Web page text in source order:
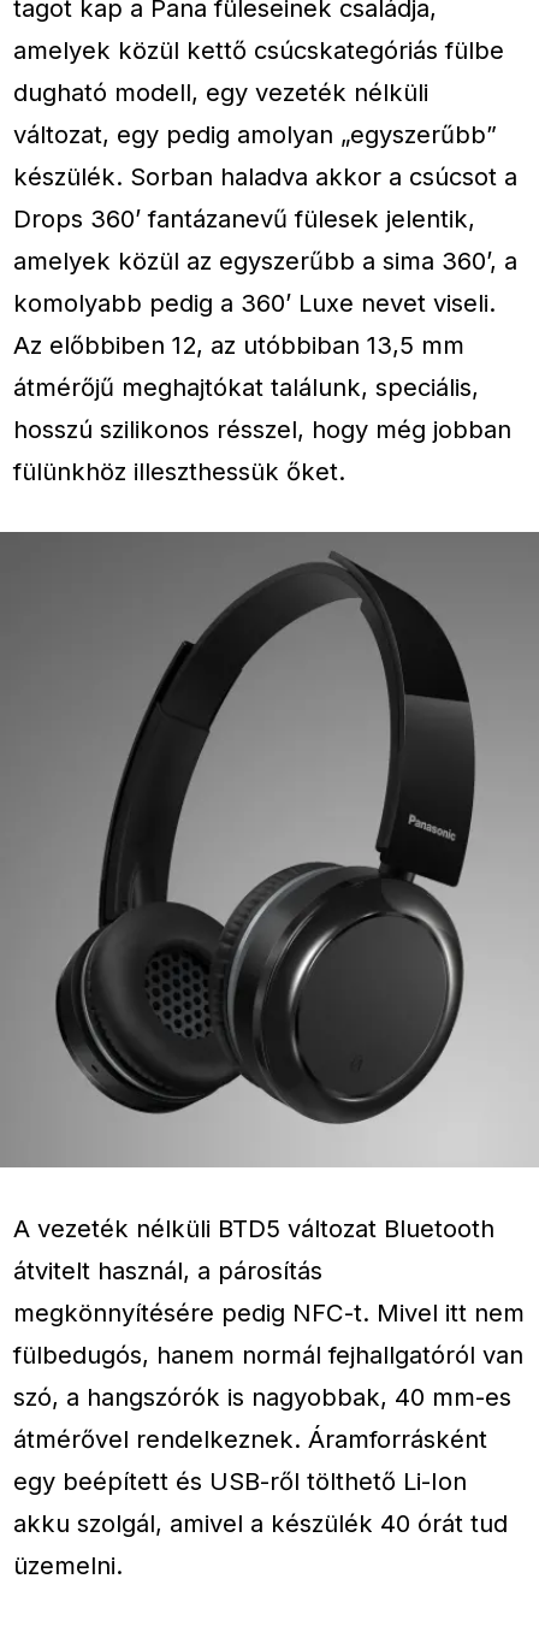
tagot kap a Pana füleseinek családja,
amelyek közül kettő csúcskategóriás fülbe
dugható modell, egy vezeték nélküli
változat, egy pedig amolyan „egyszerűbb”
készülék. Sorban haladva akkor a csúcsot a
Drops 360’ fantázanevű fülesek jelentik,
amelyek közül az egyszerűbb a sima 360’, a
komolyabb pedig a 360’ Luxe nevet viseli.
Az előbbiben 12, az utóbbiban 13,5 mm
átmérőjű meghajtókat találunk, speciális,
hosszú szilikonos résszel, hogy még jobban
fülünkhöz illeszthessük őket.
A vezeték nélküli BTD5 változat Bluetooth
átvitelt használ, a párosítás
megkönnyítésére pedig NFC-t. Mivel itt nem
fülbedugós, hanem normál fejhallgatóról van
szó, a hangszórók is nagyobbak, 40 mm-es
átmérővel rendelkeznek. Áramforrásként
egy beépített és USB-ről tölthető Li-Ion
akku szolgál, amivel a készülék 40 órát tud
üzemelni.